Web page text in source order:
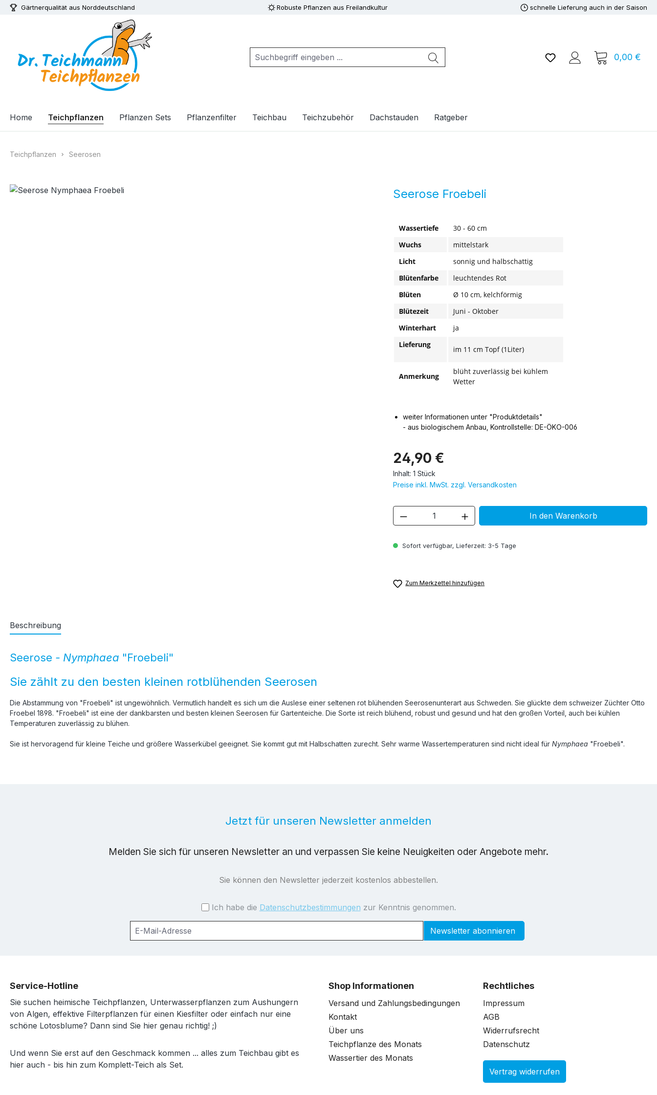
Hauptinhalt springen
Zur Suche springen
Zur Hauptnavigation springen
Gärtnerqualität aus Norddeutschland Robuste Pflanzen aus Freilandkultur schnelle Lieferung auch in der Saison
Du hast 0 Produkte auf
0,00 €
Home Teichpflanzen Pflanzen Sets Pflanzenfilter Teichbau Teichzubehör Dachstauden Ratgeber
Teichpflanzen Seerosen
Bildergalerie überspringen Seerose Froebeli
Wassertiefe
30 - 60 cm
Wuchs
mittelstark
Licht
sonnig und halbschattig
Blütenfarbe
leuchtendes Rot
Blüten
Ø 10 cm, kelchförmig
Blütezeit
Juni - Oktober
Winterhart
ja
Lieferung
im 11 cm Topf (1Liter)
Anmerkung
blüht zuverlässig bei kühlem
Wetter
weiter Informationen unter "Produktdetails"
- aus biologischem Anbau, Kontrollstelle: DE-ÖKO-006
24,90 €
Inhalt: 1 Stück
Preise inkl. MwSt. zzgl. Versandkosten
Sofort verfügbar, Lieferzeit: 3-5 Tage
Produkt Anzahl: Gib den gewünschten Wert
In den Warenkorb
Zum Merkzettel hinzufügen
Beschreibung
Seerose - Nymphaea "Froebeli"
Sie zählt zu den besten kleinen rotblühenden Seerosen
Die Abstammung von "Froebeli" ist ungewöhnlich. Vermutlich handelt es sich um die Auslese einer seltenen rot blühenden Seerosenunterart aus Schweden. Sie glückte dem schweizer Züchter Otto
Froebel 1898. "Froebeli" ist eine der dankbarsten und besten kleinen Seerosen für Gartenteiche. Die Sorte ist reich blühend, robust und gesund und hat den großen Vorteil, auch bei kühlen
Temperaturen zuverlässig zu blühen.
Sie ist hervoragend für kleine Teiche und größere Wasserkübel geeignet. Sie kommt gut mit Halbschatten zurecht. Sehr warme Wassertemperaturen sind nicht ideal für Nymphaea "Froebeli".
Jetzt für unseren Newsletter anmelden
Melden Sie sich für unseren Newsletter an und verpassen Sie keine Neuigkeiten oder Angebote mehr.
Sie können den Newsletter jederzeit kostenlos abbestellen.
Ich habe die Datenschutzbestimmungen zur Kenntnis genommen.
Newsletter abonnieren
Service-Hotline
Sie suchen heimische Teichpflanzen, Unterwasserpflanzen zum Aushungern
von Algen, effektive Filterpflanzen für einen Kiesfilter oder einfach nur eine
schöne Lotosblume? Dann sind Sie hier genau richtig! ;)
Und wenn Sie erst auf den Geschmack kommen ... alles zum Teichbau gibt es
hier auch - bis hin zum Komplett-Teich als Set.
Shop Informationen
Versand und Zahlungsbedingungen
Kontakt
Über uns
Teichpflanze des Monats
Wassertier des Monats
Rechtliches
Impressum
AGB
Widerrufsrecht
Datenschutz
Vertrag widerrufen